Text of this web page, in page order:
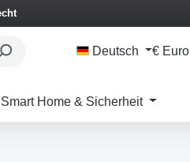
Deutsch € Euro
Smart Home & Sicherheit